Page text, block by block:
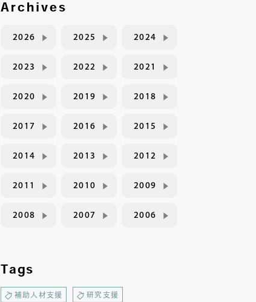
Archives
2026 2025 2024
2023 2022 2021
2020 2019 2018
2017 2016 2015
2014 2013 2012
2011 2010 2009
2008 2007 2006
Tags
補助人材支援 研究支援